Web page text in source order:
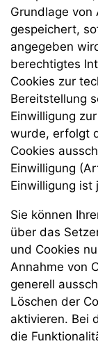
Grundlage von
gespeichert,
angegeben
berechtigtes
Cookies zur
Bereitstellung
Einwilligung
wurde, erfolgt
Cookies
Einwilligung
Einwilligung
Sie können
über das
und Cookies
Annahme von
generell
Löschen der
aktivieren. Bei
die